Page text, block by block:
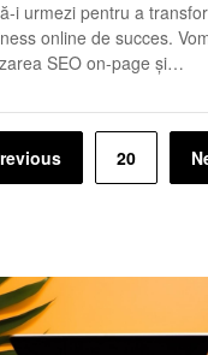
i urmezi pentru a
online de succes.
SEO on-page și…
20